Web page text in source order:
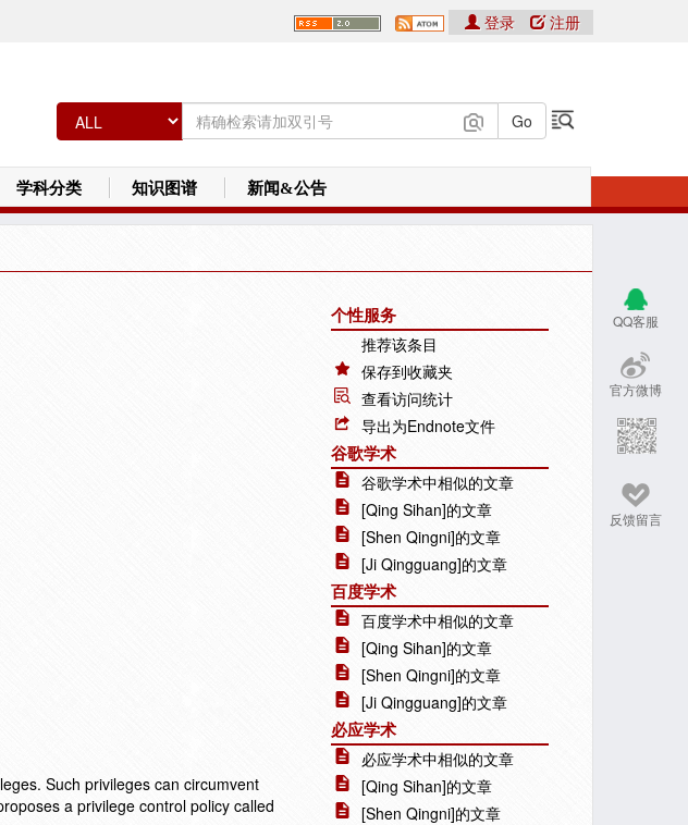
登录 注册
学科分类 知识图谱 新闻&公告
QQ客服
官方微博
反馈留言
Such privileges can circumvent
a privilege control policy called
个性服务
推荐该条目
保存到收藏夹
查看访问统计
导出为Endnote文件
谷歌学术
谷歌学术中相似的文章
[Qing Sihan]的文章
[Shen Qingni]的文章
[Ji Qingguang]的文章
百度学术
百度学术中相似的文章
[Qing Sihan]的文章
[Shen Qingni]的文章
[Ji Qingguang]的文章
必应学术
必应学术中相似的文章
[Qing Sihan]的文章
[Shen Qingni]的文章